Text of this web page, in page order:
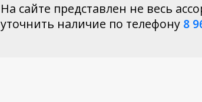
На сайте представлен не весь
уточнить наличие по телефону 8